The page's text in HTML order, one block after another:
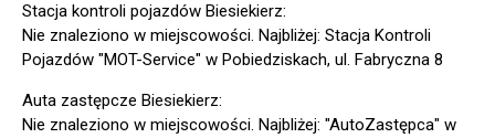
Stacja kontroli pojazdów Biesiekierz:
Nie znaleziono w miejscowości. Najbliżej: Stacja Kontroli
Pojazdów "MOT-Service" w Pobiedziskach, ul. Fabryczna 8
Auta zastępcze Biesiekierz:
Nie znaleziono w miejscowości. Najbliżej: "AutoZastępca" w